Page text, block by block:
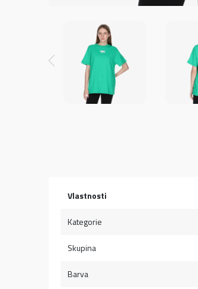
Vlastnosti
Kategorie
Skupina
Barva